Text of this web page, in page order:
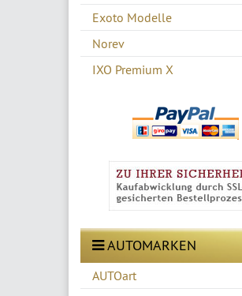
Exoto Modelle
Norev
IXO Premium X
AUTOMARKEN
AUTOart